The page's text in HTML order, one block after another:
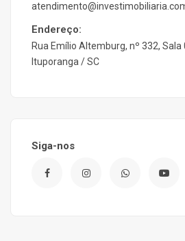
Endereço:
Rua Emílio Altemburg, nº 332, Sala
Ituporanga / SC
Siga-nos